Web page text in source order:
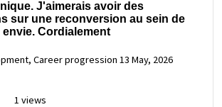
J'aimerais avoir des
sur une reconversion au sein de
envie. Cordialement
Career progression 13 May, 2026
1 views